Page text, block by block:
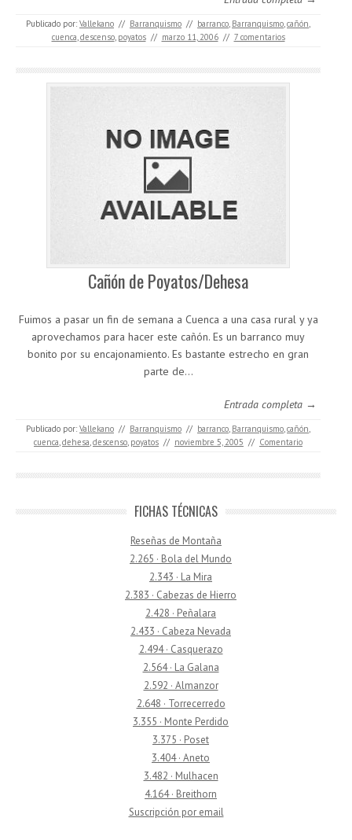
Publicado por: Vallekano // Barranquismo // barranco, Barranquismo,cañón,
cuenca,descenso, poyatos // marzo 11, 2006 // 7 comentarios
Cañón de Poyatos/Dehesa
Fuimos a pasar un fin de semana a Cuenca a una casa rural y ya
aprovechamos para hacer este cañón. Es un barranco muy
bonito por su encajonamiento. Es bastante estrecho en gran
parte de…
Entrada completa →
Publicado por: Vallekano // Barranquismo // barranco, Barranquismo,cañón,
cuenca,dehesa,descenso, poyatos // noviembre 5, 2005 // Comentario
FICHAS TÉCNICAS
Reseñas de Montaña
2.265 · Bola del Mundo
2.343 · La Mira
2.383 · Cabezas de Hierro
2.428 · Peñalara
2.433 · Cabeza Nevada
2.494 · Casquerazo
2.564 · La Galana
2.592 · Almanzor
2.648 · Torrecerredo
3.355 · Monte Perdido
3.375 · Poset
3.404 · Aneto
3.482 · Mulhacen
4.164 · Breithorn
Suscripción por email